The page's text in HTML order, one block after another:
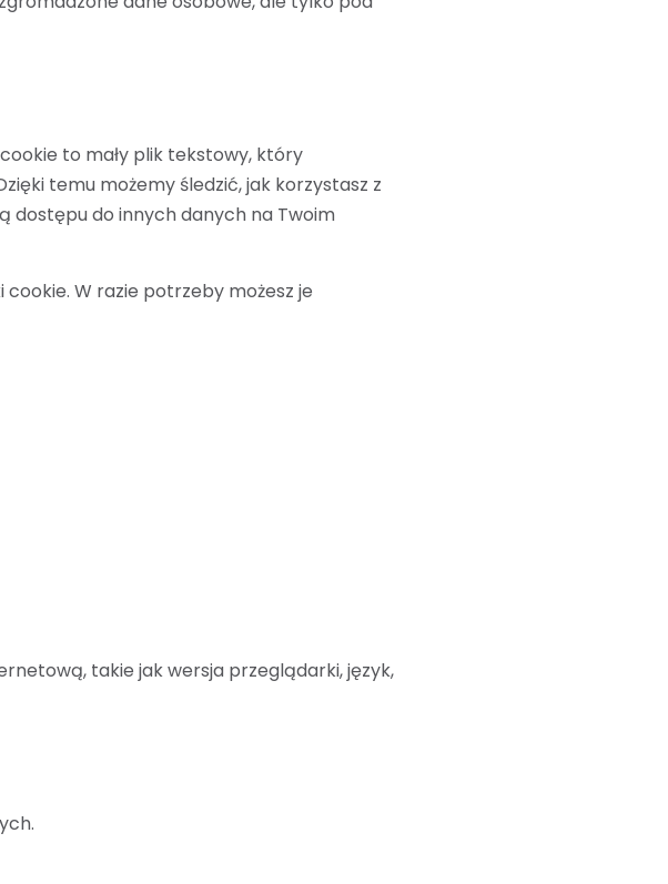
to mały plik tekstowy, który
temu możemy śledzić, jak korzystasz z
dostępu do innych danych na Twoim
W razie potrzeby możesz je
takie jak wersja przeglądarki, język,